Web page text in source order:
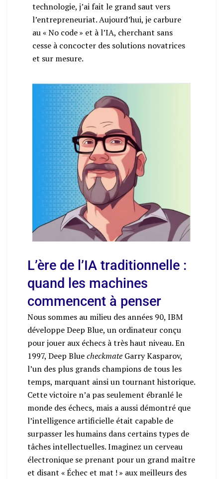
technologie, j’ai fait le grand saut vers
l’entrepreneuriat. Aujourd’hui, je carbure
au « No code » et à l’IA, cherchant sans
cesse à concocter des solutions novatrices
et sur mesure.
L’ère de l’IA traditionnelle :
quand les machines
commencent à penser
Nous sommes au milieu des années 90, IBM
développe Deep Blue, un ordinateur conçu
pour jouer aux échecs à très haut niveau. En
1997, Deep Bluecheckmate Garry Kasparov,
l’un des plus grands champions de tous les
temps, marquant ainsi un tournant historique.
Cette victoire n’a pas seulement ébranlé le
monde des échecs, mais a aussi démontré que
l’intelligence artificielle était capable de
surpasser les humains dans certains types de
tâches intellectuelles. Imaginez un cerveau
électronique se prenant pour un grand maître
et disant « Échec et mat ! » aux meilleurs des